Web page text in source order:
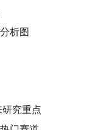
析图
究重点